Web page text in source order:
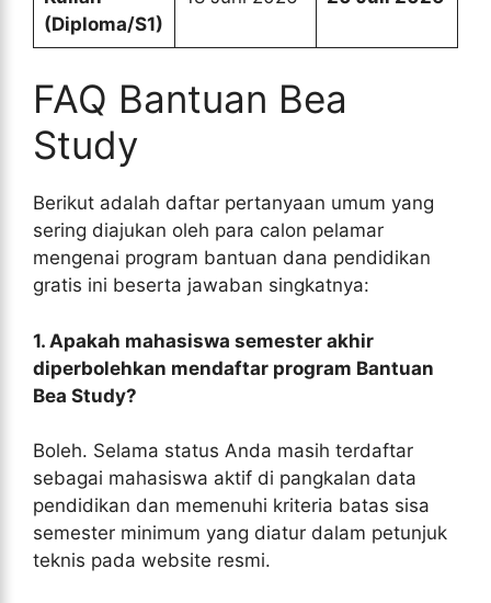
(Diploma/S1)
FAQ Bantuan Bea
Study
Berikut adalah daftar pertanyaan umum yang
sering diajukan oleh para calon pelamar
mengenai program bantuan dana pendidikan
gratis ini beserta jawaban singkatnya:
1. Apakah mahasiswa semester akhir
diperbolehkan mendaftar program Bantuan
Bea Study?
Boleh. Selama status Anda masih terdaftar
sebagai mahasiswa aktif di pangkalan data
pendidikan dan memenuhi kriteria batas sisa
semester minimum yang diatur dalam petunjuk
teknis pada website resmi.